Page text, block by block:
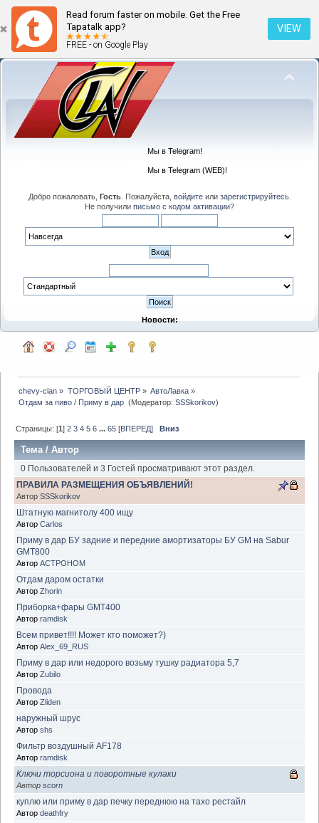
Read forum faster on mobile. Get the Free
Tapatalk app?
FREE - on Google Play
VIEW
Мы в Telegram!
Мы в Telegram (WEB)!
Добро пожаловать, Гость. Пожалуйста, войдитеили зарегистрируйтесь.
Не получили письмо с кодом активации?
Новости:
chevy-clan » ТОРГОВЫЙ ЦЕНТР» АвтоЛавка»
Отдам за пиво / Приму в дар (Модератор:SSSkorikov)
Страницы: [1]2 3 4 5 6 ...65 [ВПЕРЕД] Вниз
Тема /Автор
0 Пользователей и 3 Гостей просматривают этот раздел.
ПРАВИЛА РАЗМЕЩЕНИЯ ОБЪЯВЛЕНИЙ!
Автор SSSkorikov
Штатную магнитолу 400 ищу
Автор Carlos
Приму в дар БУ задние и передние амортизаторы БУ GM на Sabur
GMT800
Автор ACTPOHOM
Отдам даром остатки
Автор Zhorin
Приборка+фары GMT400
Автор ramdisk
Всем привет!!!! Может кто поможет?)
Автор Alex_69_RUS
Приму в дар или недорого возьму тушку радиатора 5,7
Автор Zubilo
Провода
Автор Zliden
наружный шрус
Автор shs
Фильтр воздушный AF178
Автор ramdisk
Ключи торсиона и поворотные кулаки
Автор scorn
куплю или приму в дар печку переднюю на тахо рестайл
Автор deathfry